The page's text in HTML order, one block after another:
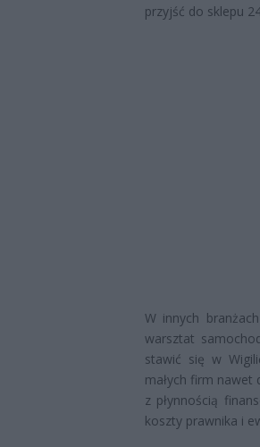
przyjść do sklepu
W innych
warsztat
stawić się w
małych firm nawet
z płynnością
koszty prawnika i